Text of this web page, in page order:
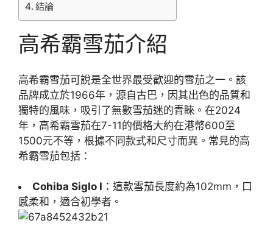
結論
高希霸雪茄介紹
高希霸雪茄可說是全世界最受歡迎的雪茄之一。該
品牌成立於1966年，源自古巴，因其出色的品質和
獨特的風味，吸引了無數雪茄迷的青睞。在2024
年，高希霸雪茄在7-11的價格大約在港幣600至
1500元不等，根據不同款式和尺寸而異。常見的高
希霸雪茄包括：
Cohiba Siglo I ：這款雪茄長度約為102mm，口
感柔和，適合初學者。